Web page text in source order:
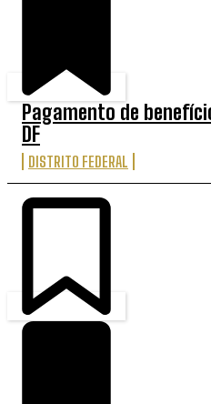
Pagamento de
DF
DISTRITO FEDERAL